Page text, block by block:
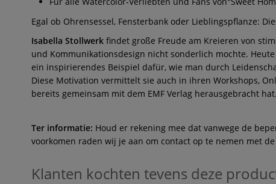
Egal ob Ohrensessel, Fensterbank oder Lieblingspflanze:
Isabella Stollwerk findet große Freude am Kreieren von
und Kommunikationsdesign nicht sonderlich mochte.
ein inspirierendes Beispiel dafür, wie man durch
Diese Motivation vermittelt sie auch in ihren Workshops,
bereits gemeinsam mit dem EMF Verlag herausgebracht hat.
Ter informatie: Houd er rekening mee dat vanwege de
voorkomen raden wij je aan om contact op te nemen met
Klanten kochten tevens deze